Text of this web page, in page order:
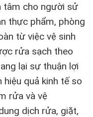
tâm cho người sử
thực phẩm, phòng
từ việc vệ sinh
rửa sạch theo
lại sự thuận lợi
quả kinh tế so
rửa và vệ
dịch rửa, giặt,